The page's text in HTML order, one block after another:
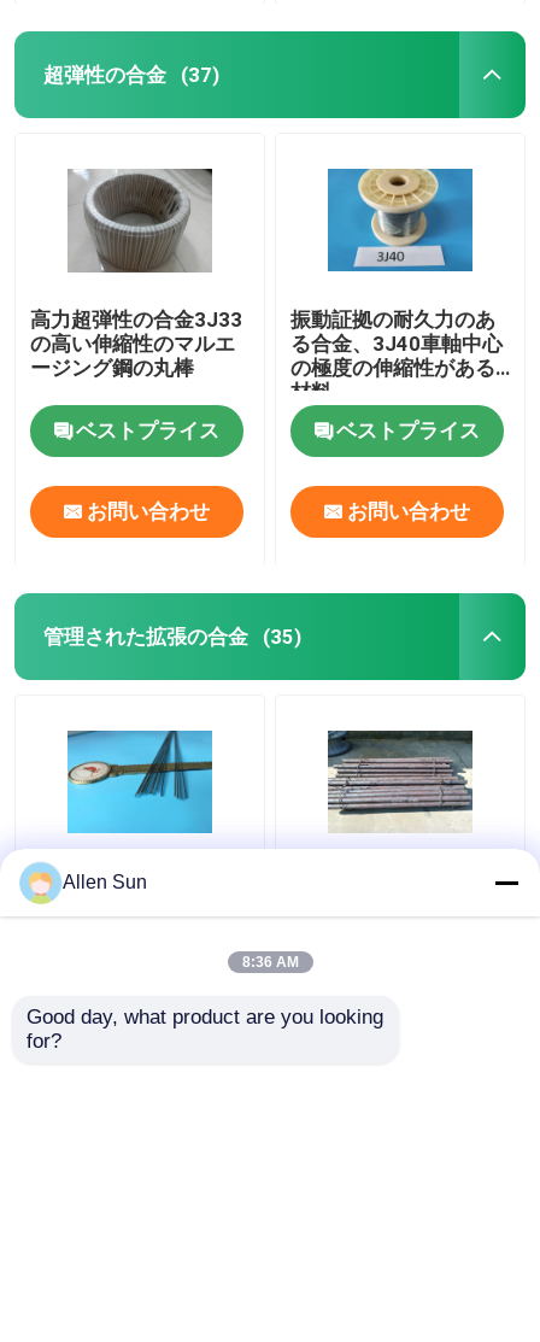
超弾性の合金 (37)
高力超弾性の合金3J33
の高い伸縮性のマルエ
ージング鋼の丸棒
ベストプライス
お問い合わせ
振動証拠の耐久力のあ
る合金、3J40車軸中心
の極度の伸縮性がある
材料
ベストプライス
お問い合わせ
管理された拡張の合金 (35)
Kovarの管の管理された
拡張はO.D. 0.2-8mmの
拡張のKovarの熱い造ら
グ合金
Allen Sun
8:36 AM
Good day, what product are you looking
for?